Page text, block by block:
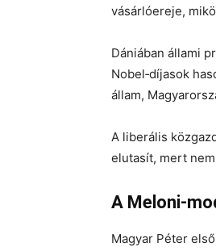
vásárlóereje,
Dániában állami
Nobel‑díjasok
állam,
A liberális
elutasít, mert
A
Magyar Péter